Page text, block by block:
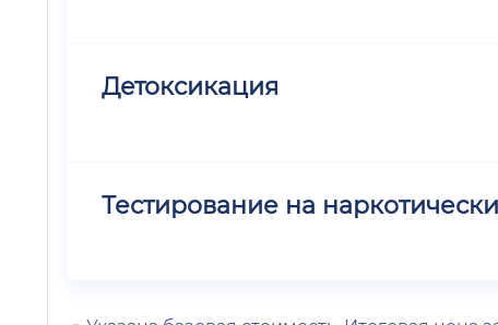
Детоксикация
Тестирование на